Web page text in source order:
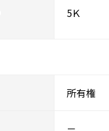
5Ｋ
所有権